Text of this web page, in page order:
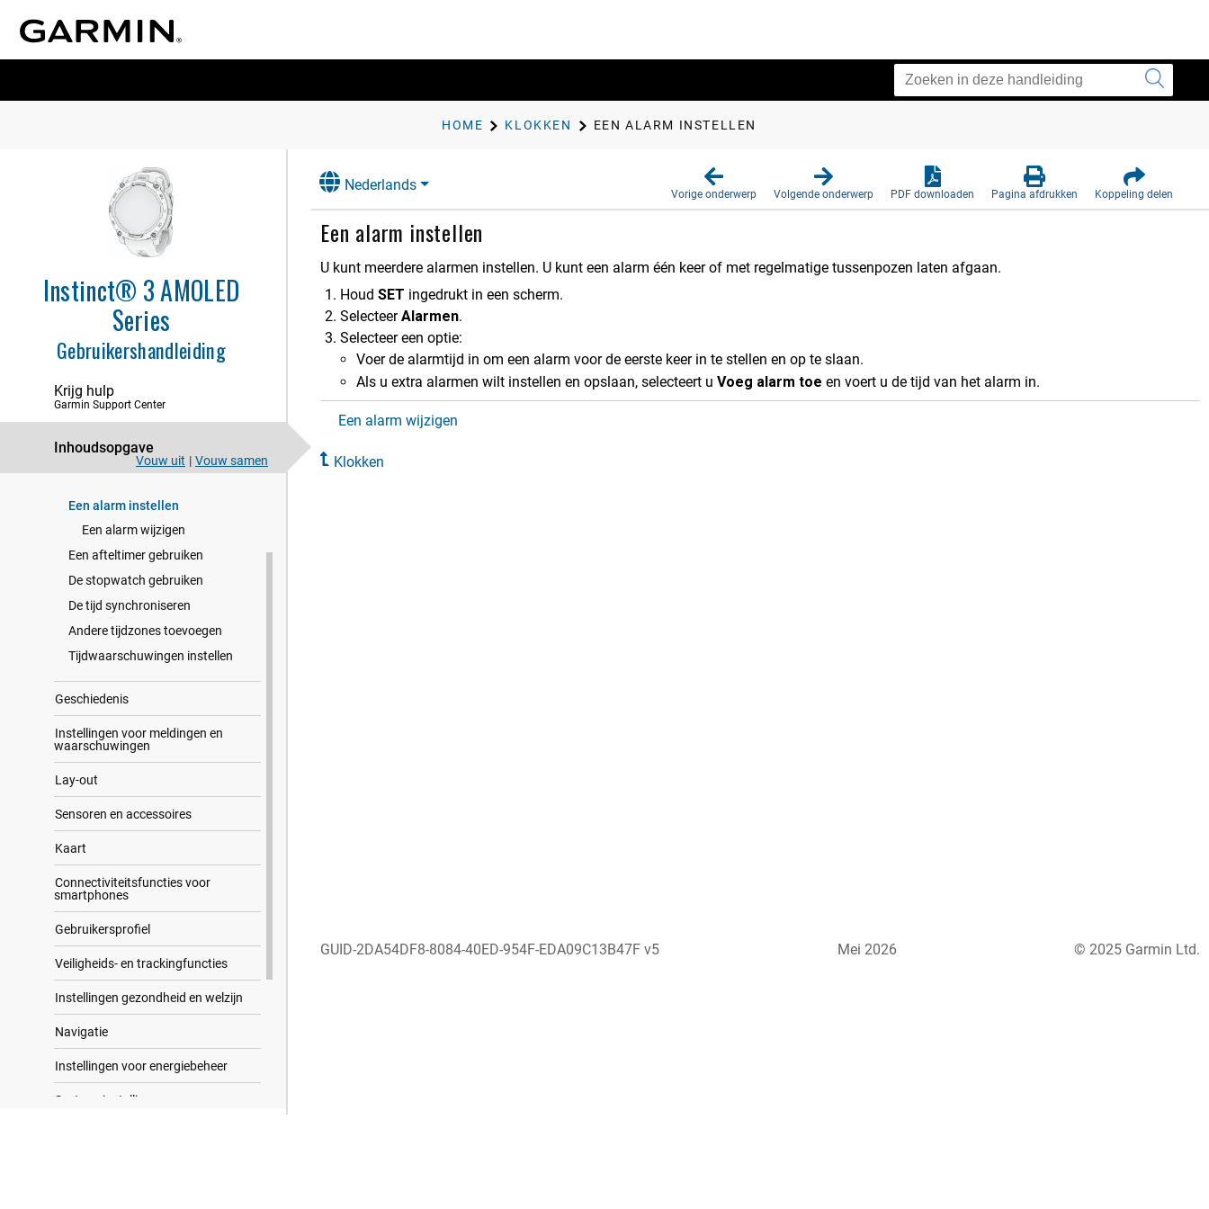
HOME KLOKKEN EEN ALARM INSTELLEN
Instinct® 3 AMOLED
Series
Gebruikershandleiding
Krijg hulp
Garmin Support Center
Inhoudsopgave
Vouw uit | Vouw samen
Inleiding
Activiteiten en apps
Een alarm instellen
Een alarm wijzigen
Een afteltimer gebruiken
De stopwatch gebruiken
De tijd synchroniseren
Andere tijdzones toevoegen
Tijdwaarschuwingen instellen
Geschiedenis
Instellingen voor meldingen en
waarschuwingen
Lay-out
Sensoren en accessoires
Kaart
Connectiviteitsfuncties voor
smartphones
Gebrui​kers​profiel
Veiligheids- en trackingfuncties
Instellingen gezondheid en welzijn
Navigatie
Instellingen voor energiebeheer
Systeeminstellingen
Nederlands
Vorige onderwerp Volgende onderwerp PDF downloaden Pagina afdrukken Koppeling delen
Een alarm instellen
U kunt meerdere alarmen instellen. U kunt een alarm één keer of met regelmatige tussenpozen laten afgaan.
Houd SET ingedrukt in een scherm.
SelecteerAlarmen.
Selecteer een optie:
Voer de alarmtijd in om een alarm voor de eerste keer in te stellen en op te slaan.
Als u extra alarmen wilt instellen en opslaan, selecteert u Voeg alarm toe en voert u de tijd van het alarm in.
Een alarm wijzigen
Klokken
GUID-2DA54DF8-8084-40ED-954F-EDA09C13B47F v5 Mei 2026 © 2025 Garmin Ltd.